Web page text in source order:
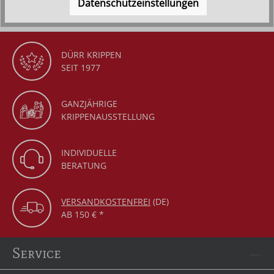
DÜRR KRIPPEN
SEIT 1977
GANZJÄHRIGE
KRIPPENAUSSTELLUNG
INDIVIDUELLE
BERATUNG
VERSANDKOSTENFREI (DE)
AB 150 € *
Service
Datenschutzeinstellungen